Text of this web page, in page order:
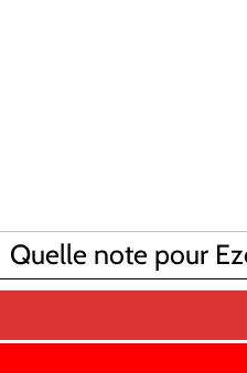
Quelle note pour